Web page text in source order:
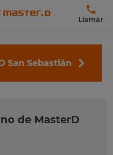
Llamar
San Sebastián
de MasterD